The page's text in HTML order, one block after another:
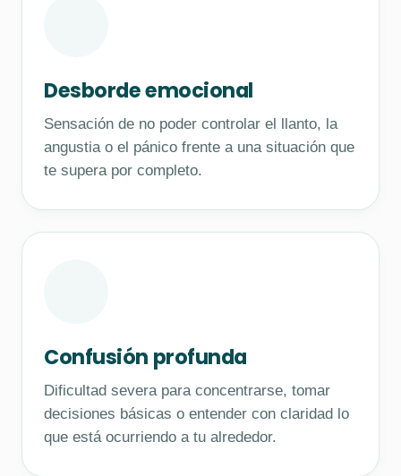
Desborde emocional
Sensación de no poder controlar el llanto, la
angustia o el pánico frente a una situación que
te supera por completo.
Confusión profunda
Dificultad severa para concentrarse, tomar
decisiones básicas o entender con claridad lo
que está ocurriendo a tu alrededor.